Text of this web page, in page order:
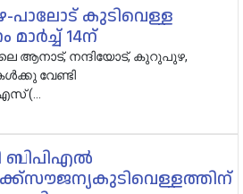
കുടിവെള്ള
മാർച്ച് 14ന്
ആനാട്, നന്ദിയോട്, കുറുപുഴ,
വേണ്ടി
(...
ബിപിഎൽ